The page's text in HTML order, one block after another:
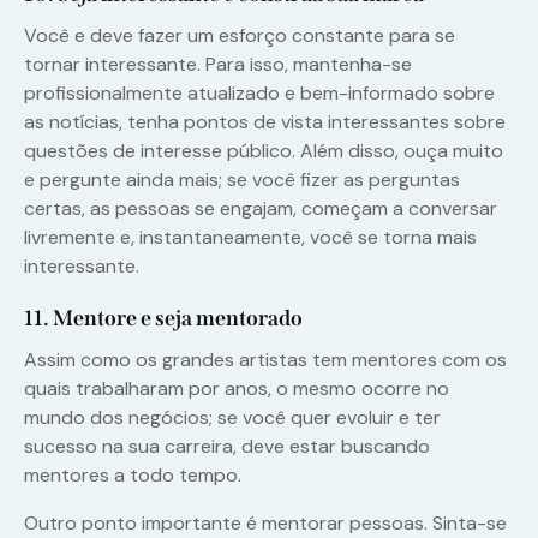
Você e deve fazer um esforço constante para se
tornar interessante. Para isso, mantenha-se
profissionalmente atualizado e bem-informado sobre
as notícias, tenha pontos de vista interessantes sobre
questões de interesse público. Além disso, ouça muito
e pergunte ainda mais; se você fizer as perguntas
certas, as pessoas se engajam, começam a conversar
livremente e, instantaneamente, você se torna mais
interessante.
11. Mentore e seja mentorado
Assim como os grandes artistas tem mentores com os
quais trabalharam por anos, o mesmo ocorre no
mundo dos negócios; se você quer evoluir e ter
sucesso na sua carreira, deve estar buscando
mentores a todo tempo.
Outro ponto importante é mentorar pessoas. Sinta-se